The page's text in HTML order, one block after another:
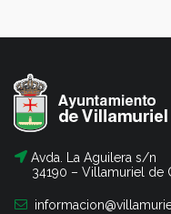
Avda. La Aguilera s/n
34190 – Villamuriel de